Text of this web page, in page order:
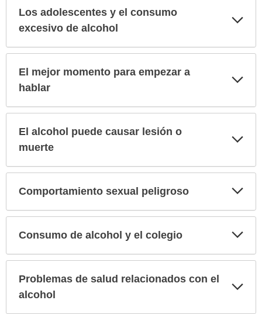
Los adolescentes y el consumo
excesivo de alcohol
El mejor momento para empezar a
hablar
El alcohol puede causar lesión o
muerte
Comportamiento sexual peligroso
Consumo de alcohol y el colegio
Problemas de salud relacionados con el
alcohol